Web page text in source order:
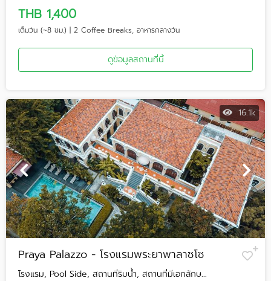
THB 1,400
เต็มวัน (~8 ชม.) | 2 Coffee Breaks, อาหารกลางวัน
ดูข้อมูลสถานที่นี้
16.1k
Praya Palazzo - โรงแรมพระยาพาลาซโซ
โรงแรม, Pool Side, สถานที่ริมน้ำ, สถานที่มีเอกลักษ...